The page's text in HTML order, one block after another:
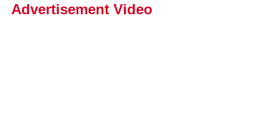
Advertisement Video